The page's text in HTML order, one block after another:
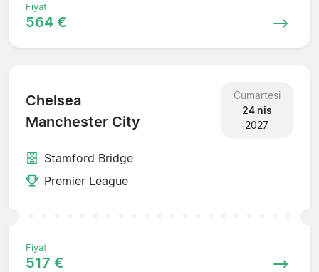
Fiyat
564 €
Chelsea
Manchester City
Cumartesi
24 nis
2027
Stamford Bridge
Premier League
Fiyat
517 €